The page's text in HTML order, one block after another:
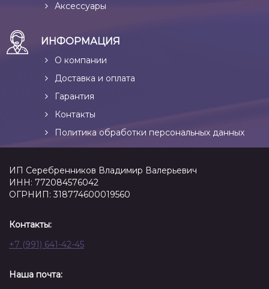
Аксессуары
ИНФОРМАЦИЯ
О компании
Доставка и оплата
Гарантия
Контакты
Политика обработки персональных данных
ИП Серебренников Владимир Валерьевич
ИНН: 772084576042
ОГРНИП: 318774600019560
Контакты:
+7 (991) 641-42-45
Наша почта: